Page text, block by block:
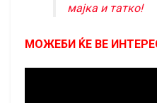
мајка и татко!
МОЖЕБИ ЌЕ ВЕ